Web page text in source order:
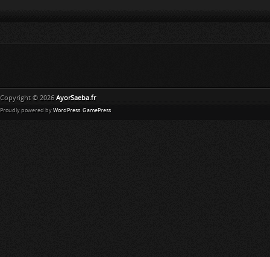
Copyright © 2026 AyorSaeba.fr
Proudly powered by WordPress. GamePress